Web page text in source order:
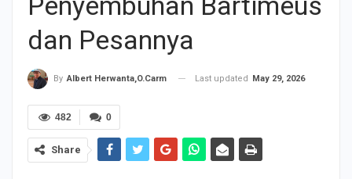
dan Pesannya
By Albert Herwanta,O.Carm Last updated May 29, 2026
0
482
Share